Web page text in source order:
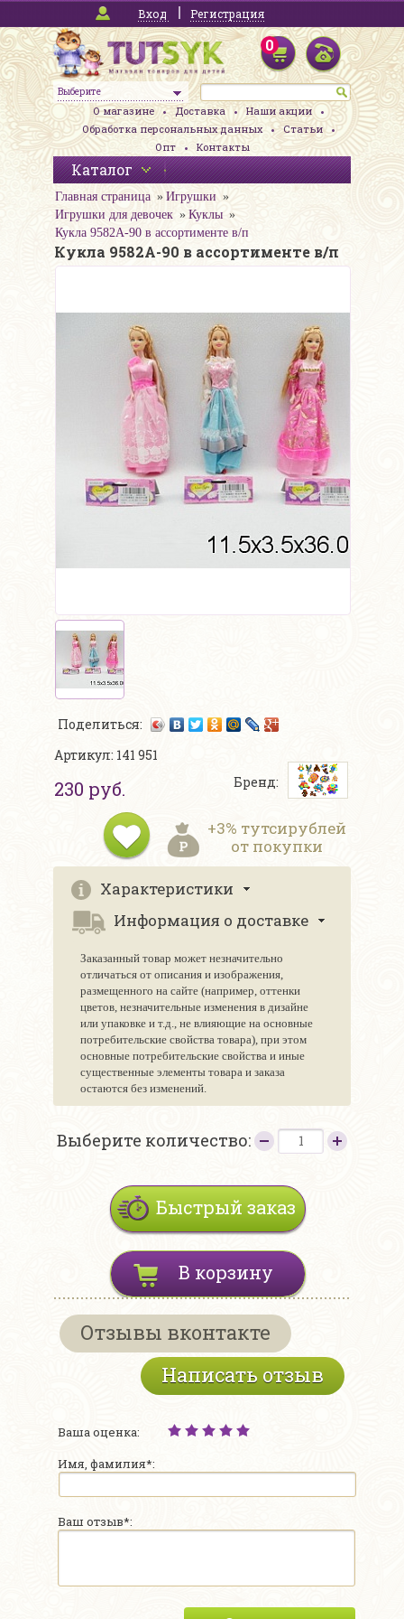
Вход Регистрация
Выберите
0
О магазине Доставка
Наши акции
Обработка персональных данных
Статьи
Опт
Контакты
Каталог
Главная страница
Игрушки
Игрушки для девочек
Куклы
Кукла 9582A-90 в ассортименте в/п
Кукла 9582A-90 в ассортименте в/п
Поделиться:
Артикул: 141 951
230 руб. Бренд:
+3% тутсирублей
от покупки
Характеристики
Информация о доставке
Заказанный товар может незначительно
отличаться от описания и изображения,
размещенного на сайте (например, оттенки
цветов, незначительные изменения в дизайне
или упаковке и т.д., не влияющие на основные
потребительские свойства товара), при этом
основные потребительские свойства и иные
существенные элементы товара и заказа
остаются без изменений.
Выберите количество:
Быстрый заказ
В корзину
Отзывы вконтакте
Написать отзыв
Ваша оценка:
Имя, фамилия*:
Ваш отзыв*: